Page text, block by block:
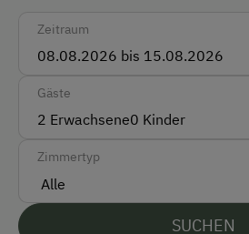
Bus
Barzahlung
Überweisung / SEPA
Zeitraum
Gäste
2 Erwachsene0 Kinder
Zimmertyp
SUCHEN